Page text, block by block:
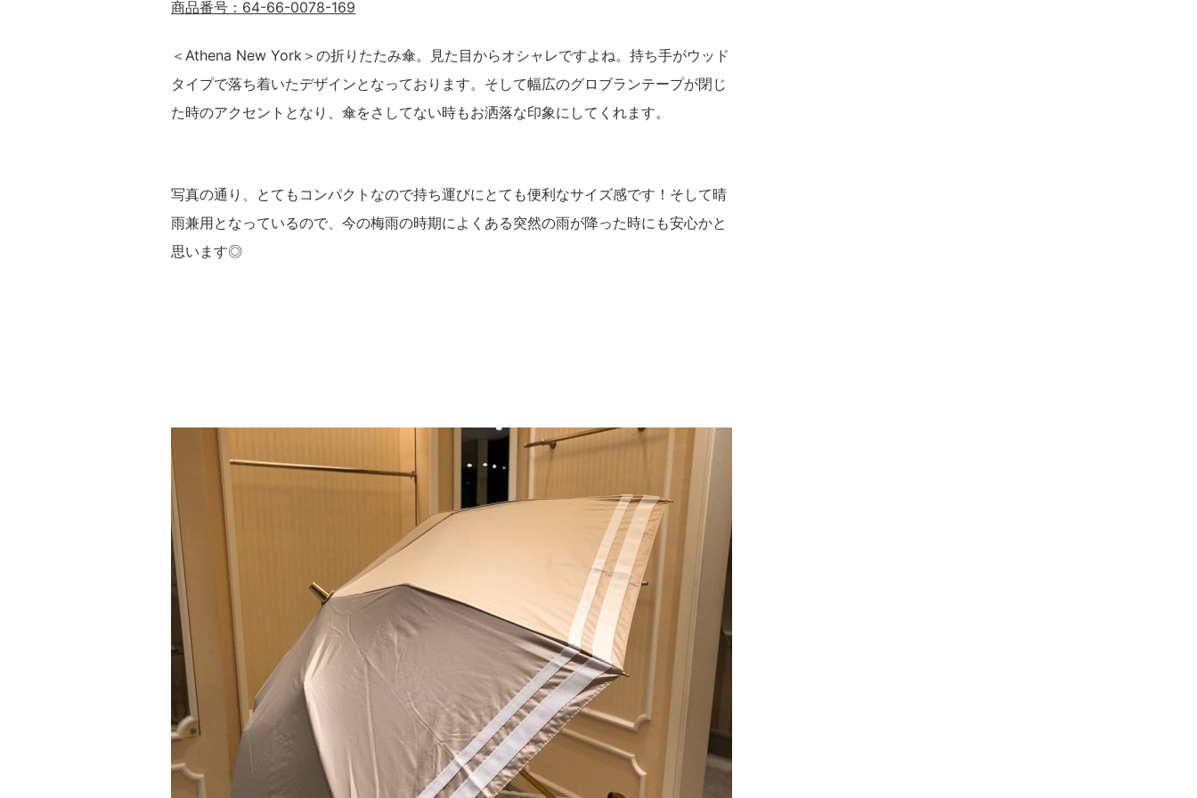
商品番号：64-66-0078-169
＜Athena New York＞の折りたたみ傘。見た目からオシャレですよね。 持ち手がウッド
タイプで落ち着いたデザインとなっております。そして幅広のグロブランテープが閉じ
た時のアクセントとなり、傘をさしてない時もお洒落な印象にしてくれます。
写真の通り、とてもコンパクトなので持ち運びにとても便利なサイズ感です！ そして晴
雨兼用となっているので、今の梅雨の時期によくある突然の雨が降った時にも安心かと
思います◎